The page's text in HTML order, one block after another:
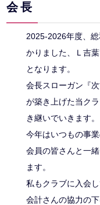
会長
2025-2026年度、
かりました、Ｌ吉
となります。
会長スローガン『
が築き上げた当ク
き継いでいきます。
今年はいつもの事
会員の皆さんと一
ます。
私もクラブに入会
会計さんの協力の